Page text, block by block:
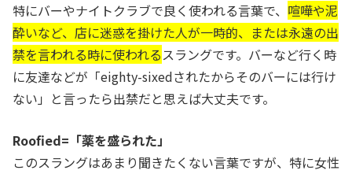
特にバーやナイトクラブで良く使われる言葉で、 喧嘩や泥
酔いなど、店に迷惑を掛けた人が一時的、または永遠の出
禁を言われる時に使われるスラングです。バーなど行く時
に友達などが「eighty-sixedされたからそのバーには行け
ない」と言ったら出禁だと思えば大丈夫です。
Roofied=「薬を盛られた」
このスラングはあまり聞きたくない言葉ですが、特に女性